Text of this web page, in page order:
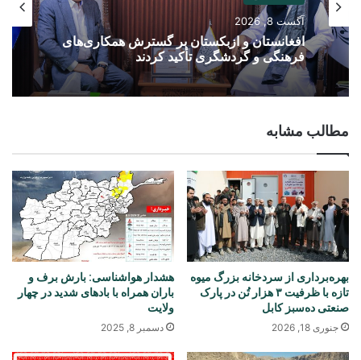
آگست 8, 2026
افغانستان و ازبکستان بر گسترش همکاری‌های
فرهنگی و گردشگری تأکید کردند
مطالب مشابه
بهره‌برداری از سردخانه بزرگ میوه
تازه با ظرفیت ۳ هزار تُن در پارک
صنعتی ده‌سبز کابل
جنوری 18, 2026
هشدار هواشناسی: بارش برف و
باران همراه با بادهای شدید در چهار
ولایت
دسمبر 8, 2025